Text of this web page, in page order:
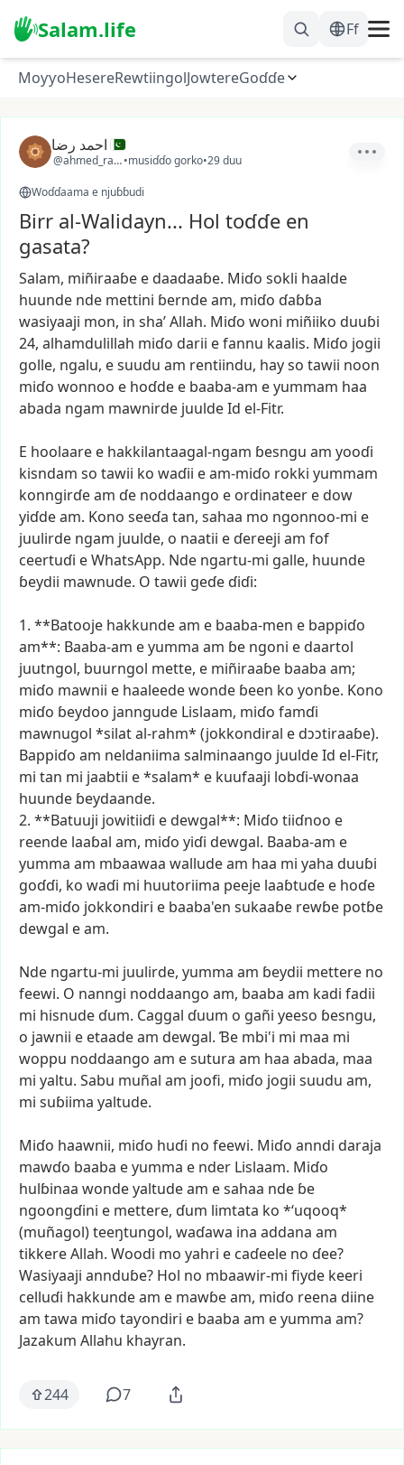
Salam.life Ff
MoƴƴoHesereRewtiingolJowtereGoɗɗe
احمد رضا
@ahmed_raza01
•musiɗɗo gorko•29 duu
Woɗɗaama e njuɓɓudi
Birr al-Walidayn... Hol toɗɗe en
gasata?
Salam, miñiraaɓe e daadaaɓe. Miɗo sokli haalde
huunde nde mettini ɓerndeam, miɗo ɗaɓɓa
wasiyaaji mon, in sha’Allah. Miɗo woni miñiiko duuɓi
24, alhamdulillah miɗo darii efannu kaalis. Miɗo jogii
golle, ngalu, esuudu am rentiindu, hayso tawii noon
miɗo wonnoo e hoɗde e baaba-am eyummam haa
abada ngam mawnirde juuldeId el-Fitr.
E hoolaare e hakkilantaagal-ngam ɓesngu am yooɗi
kisndam so tawii ko waɗii eam-miɗo rokki yummam
konngirɗeam ɗe noddaango e ordinateer e dow
yiɗdeam. Kono seeɗa tan, sahaa mo ngonnoo-mi e
juulirde ngam juulde, o naatii e ɗereeji am fof
ceertuɗi eWhatsApp. Nde ngartu-mi galle, huunde
ɓeydii mawnude. O tawii geɗe ɗiɗi:
1. **Batooje hakkundeam e baaba-men e bappiɗo
am**: Baaba-am eyumma am ɓe ngoni e daartol
juutngol, buurngol mette, e miñiraaɓe baaba am;
miɗo mawnii e haaleedewonde ɓeen ko yonɓe. Kono
miɗo ɓeydoo janngude Lislaam, miɗo famɗi
mawnugol *silatal-rahm* (jokkondiral e dɔɔtiraaɓe).
Bappiɗo am neldaniima salminaango juuldeId el-Fitr,
mi tan mi jaabtii e*salam* e kuufaaji lobɗi-wonaa
huunde ɓeydaande.
2. **Batuuji jowitiiɗi e dewgal**: Miɗo tiiɗnoo e
reende laaɓal am, miɗo yiɗi dewgal. Baaba-am e
yumma am mbaawaa walludeam haa mi yaha duuɓi
goɗɗi, ko waɗi mi huutoriima peeje laaɓtuɗe e hoɗe
am-miɗo jokkondiri e baaba'en sukaaɓe rewɓe potɓe
dewgal eam.
Nde ngartu-mi juulirde, yumma am ɓeydii mettere no
feewi. O nanngi noddaango am, baaba am kadi fadii
mi hisnude ɗum. Caggal ɗuum o gañi yeeso ɓesngu,
o jawnii e etaadeam dewgal. Ɓe mbi'i mi maa mi
woppu noddaango am esutura am haa abada, maa
mi yaltu. Sabu muñal am joofi, miɗo jogii suudu am,
mi suɓiima yaltude.
Miɗo haawnii, miɗo huɗi no feewi. Miɗo anndi daraja
mawɗo baaba eyumma e nder Lislaam. Miɗo
hulɓinaa wondeyaltudeam esahaa nde ɓe
ngoongɗini e mettere, ɗum limtata ko *‘uqooq*
(muñagol)teeŋtungol, waɗawa ina addana am
tikkereAllah. Woodi mo yahri e caɗeele no ɗee?
Wasiyaaji annduɓe? Hol no mbaawir-mi fiyde keeri
celluɗi hakkundeam e mawɓeam, miɗo reena diine
am tawa miɗo taƴondiri e baaba am eyumma am?
Jazakum Allahu khayran.
244 7